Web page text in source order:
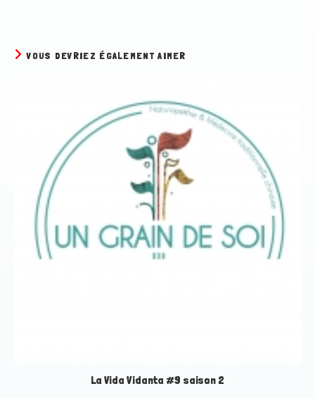
VOUS DEVRIEZ ÉGALEMENT AIMER
La Vida Vidanta #9 saison 2